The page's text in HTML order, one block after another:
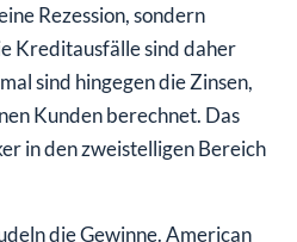
Rezession, sondern
Kreditausfälle sind daher
sind hingegen die Zinsen,
Kunden berechnet. Das
in den zweistelligen Bereich
die Gewinne. American